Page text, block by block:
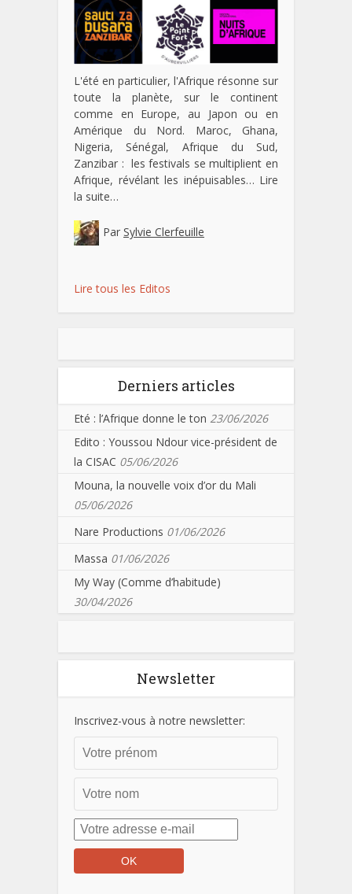
L'été en particulier, l'Afrique résonne sur
toute la planète, sur le continent
comme en Europe, au Japon ou en
Amérique du Nord. Maroc, Ghana,
Nigeria, Sénégal, Afrique du Sud,
Zanzibar : les festivals se multiplient en
Afrique, révélant les inépuisables… Lire
la suite…
Par Sylvie Clerfeuille
Lire tous les Editos
Derniers articles
Eté : l’Afrique donne le ton 23/06/2026
Edito : Youssou Ndour vice-président de
la CISAC 05/06/2026
Mouna, la nouvelle voix d’or du Mali
05/06/2026
Nare Productions 01/06/2026
Massa 01/06/2026
My Way (Comme d’habitude)
30/04/2026
Newsletter
Inscrivez-vous à notre newsletter: